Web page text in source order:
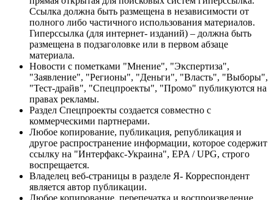
Ссылка должна быть размещена в независимости от
полного либо частичного использования материалов.
Гиперссылка (для интернет- изданий) – должна быть
размещена в подзаголовке или в первом абзаце
материала.
Новости с пометками "Мнение", "Экспертиза",
"Заявление", "Регионы", "Деньги", "Власть", "Выборы",
"Тест-драйв", "Спецпроекты", "Промо" публикуются на
правах рекламы.
Раздел Спецпроекты создается совместно с
коммерческими партнерами.
Любое копирование, публикация, републикация и
другое распространение информации, которое содержит
ссылку на "Интерфакс-Украина", EPA / UPG, строго
воспрещается.
Владелец веб-страницы в разделе Я- Корреспондент
является автор публикации.
Любое копирование, перепечатка и воспроизведение